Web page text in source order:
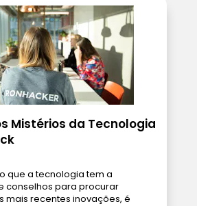
Mistérios da Tecnologia
que a tecnologia tem a
conselhos para procurar
mais recentes inovações, é